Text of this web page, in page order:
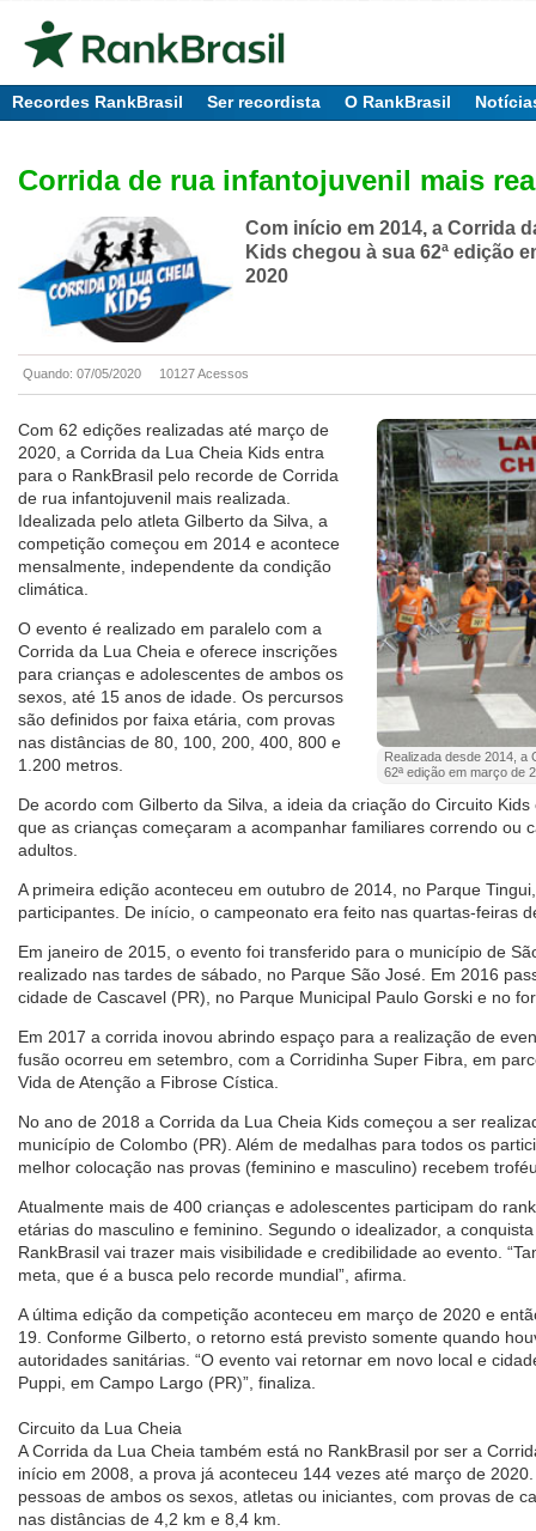
Recordes RankBrasil Ser recordista O RankBrasil
Corrida de rua infantojuvenil mais
Com início em 2014, a Corrida
Kids chegou à sua 62ª edição
2020
Quando: 07/05/2020 10127 Acessos
Realizada desde 2014, a
62ª edição em março de
Com 62 edições realizadas até março de
2020, a Corrida da Lua Cheia Kids entra
para o RankBrasil pelo recorde de Corrida
de rua infantojuvenil mais realizada.
Idealizada pelo atleta Gilberto da Silva, a
competição começou em 2014 e acontece
mensalmente, independente da condição
climática.
O evento é realizado em paralelo com a
Corrida da Lua Cheia e oferece inscrições
para crianças e adolescentes de ambos os
sexos, até 15 anos de idade. Os percursos
são definidos por faixa etária, com provas
nas distâncias de 80, 100, 200, 400, 800 e
1.200 metros.
De acordo com Gilberto da Silva, a ideia da criação do Circuito
que as crianças começaram a acompanhar familiares correndo ou
adultos.
A primeira edição aconteceu em outubro de 2014, no Parque
participantes. De início, o campeonato era feito nas quartas-feiras
Em janeiro de 2015, o evento foi transferido para o município de
realizado nas tardes de sábado, no Parque São José. Em 2016
cidade de Cascavel (PR), no Parque Municipal Paulo Gorski e no
Em 2017 a corrida inovou abrindo espaço para a realização de
fusão ocorreu em setembro, com a Corridinha Super Fibra, em
Vida de Atenção a Fibrose Cística.
No ano de 2018 a Corrida da Lua Cheia Kids começou a ser
município de Colombo (PR). Além de medalhas para todos os
melhor colocação nas provas (feminino e masculino) recebem
Atualmente mais de 400 crianças e adolescentes participam do
etárias do masculino e feminino. Segundo o idealizador, a
RankBrasil vai trazer mais visibilidade e credibilidade ao evento.
meta, que é a busca pelo recorde mundial”, afirma.
A última edição da competição aconteceu em março de 2020 e
19. Conforme Gilberto, o retorno está previsto somente quando
autoridades sanitárias. “O evento vai retornar em novo local e
Puppi, em Campo Largo (PR)”, finaliza.
Circuito da Lua Cheia
A Corrida da Lua Cheia também está no RankBrasil por ser a
início em 2008, a prova já aconteceu 144 vezes até março de
pessoas de ambos os sexos, atletas ou iniciantes, com provas de
nas distâncias de 4,2 km e 8,4 km.